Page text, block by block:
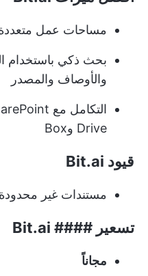
مساحات عمل
بحث ذكي باستخدام
والأوصاف والمصدر
Drive وBox
قيود Bit.ai
مستندات غير
تسعير #### Bit.ai
مجاناً